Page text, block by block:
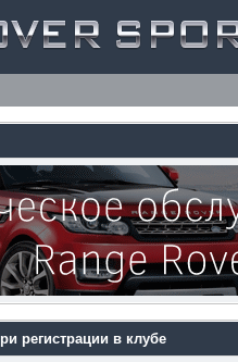
регистрации в клубе